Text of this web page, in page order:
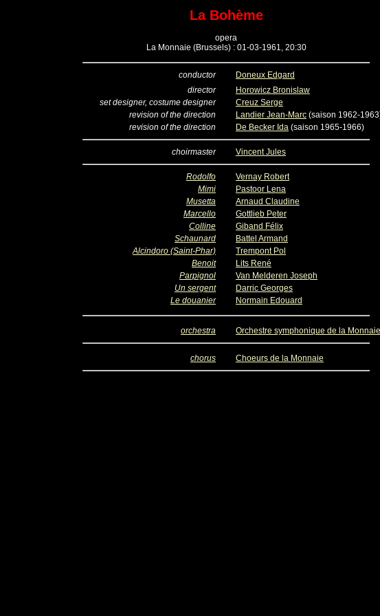
La Bohème
opera
La Monnaie (Brussels) : 01-03-1961, 20:30
conductor
Doneux Edgard
director
Horowicz Bronislaw
set designer, costume designer
Creuz Serge
revision of the direction
Landier Jean-Marc (saison 1962-
revision of the direction
De Becker Ida (saison 1965-1966)
choirmaster Vincent Jules
Rodolfo
Vernay Robert
Mimi
Pastoor Lena
Musetta
Arnaud Claudine
Marcello
Gottlieb Peter
Colline
Giband Félix
Schaunard
Battel Armand
Alcindoro (Saint-Phar)
Trempont Pol
Benoit
Lits René
Parpignol
Van Melderen Joseph
Un sergent
Darric Georges
Le douanier
Normain Edouard
orchestra Orchestre symphonique de la Monnaie
chorus Choeurs de la Monnaie